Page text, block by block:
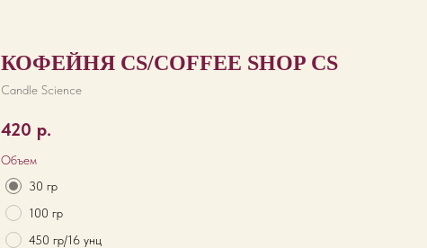
КОФЕЙНЯ CS/COFFEE SHOP CS
Candle Science
420 р.
Объем
30 гр
100 гр
450 гр/16 унц